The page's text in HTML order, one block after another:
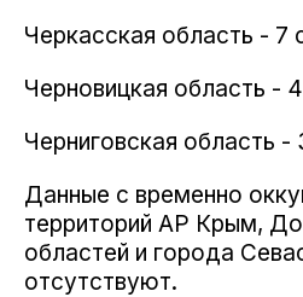
Черкасская область - 7
Черновицкая область -
Черниговская область -
Данные с временно
территорий АР Крым,
областей и города
отсутствуют.